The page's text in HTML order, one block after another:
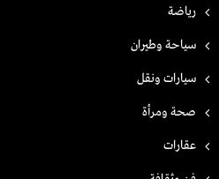
رياضة
سياحة وطيران
سيارات ونقل
صحة ومرأة
عقارات